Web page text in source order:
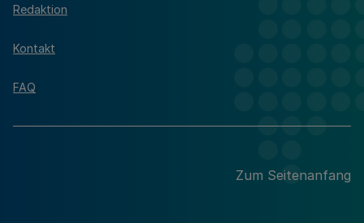
Redaktion
Kontakt
FAQ
Zum Seitenanfang